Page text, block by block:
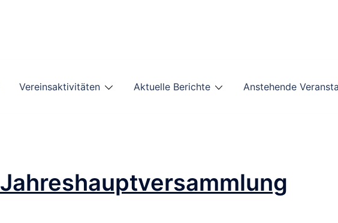
Vereinsaktivitäten Aktuelle Berichte Anstehende
Jahreshauptversammlung